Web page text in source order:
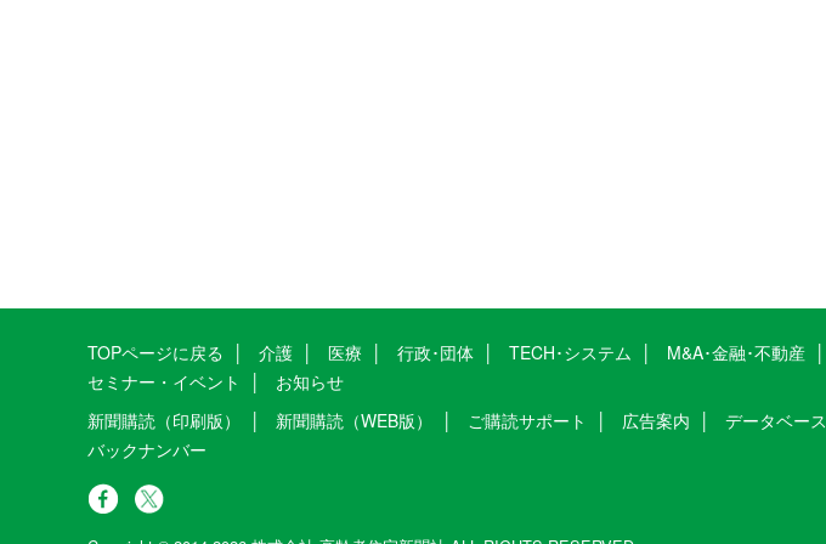
TOPページに戻る 介護 医療 行政･団体 TECH･システム M&A･金融･不動産
セミナー・イベント
お知らせ
新聞購読（印刷版）
新聞購読（WEB版） ご購読サポート 広告案内 データベース
バックナンバー